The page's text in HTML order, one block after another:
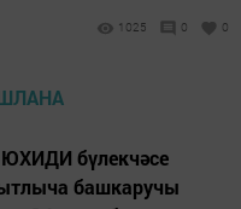
1025 0 0
ЮХИДИ бүлекчәсе
башкаручы